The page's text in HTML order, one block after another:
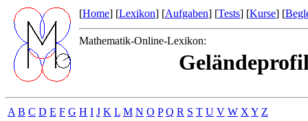
[Home] [Lexikon] [Aufgaben] [Tests] [Kurse] [
Mathematik-Online-Lexikon:
A B C D E F G H I J K L M N O P Q R S T U V W X Y Z